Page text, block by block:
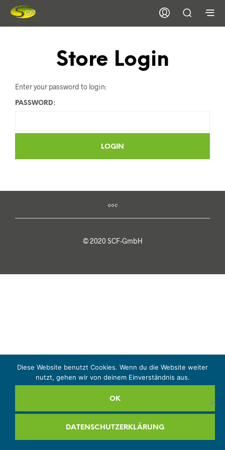
Store Login
Enter your password to login:
PASSWORD:
© 2020 SCF-GmbH
Diese Website benutzt Cookies. Wenn du die Website weiter
nutzt, gehen wir von deinem Einverständnis aus.
OK
DATENSCHUTZERKLÄRUNG